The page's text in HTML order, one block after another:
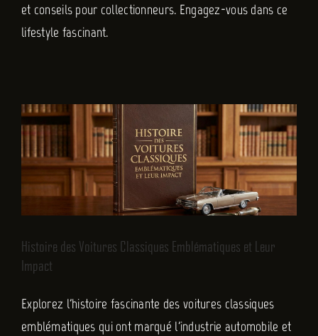
et conseils pour collectionneurs. Engagez-vous dans ce
lifestyle fascinant.
Histoire des Voitures Classiques Emblématiques et Leur
Impact
Explorez l'histoire fascinante des voitures classiques
emblématiques qui ont marqué l'industrie automobile et